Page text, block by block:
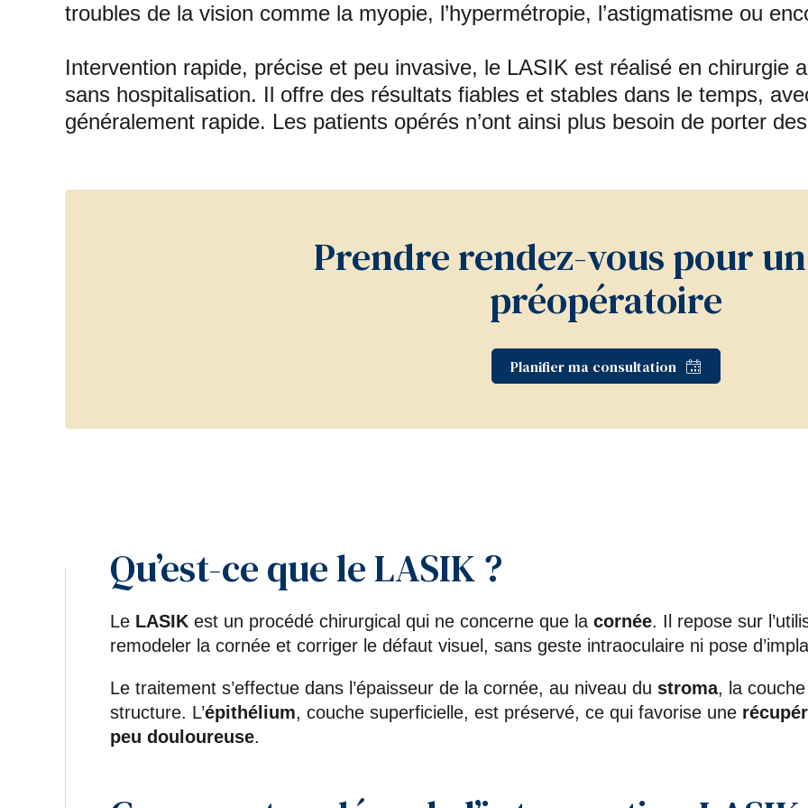
troubles de la vision comme la myopie, l’hypermétropie, l’astigmatisme ou
Intervention rapide, précise et peu invasive, le LASIK est réalisé en chirurgie
sans hospitalisation. Il offre des résultats fiables et stables dans le temps,
généralement rapide. Les patients opérés n’ont ainsi plus besoin de porter
Prendre rendez-vous pour
préopératoire
Planifier ma consultation
Qu’est-ce que le LASIK ?
Le LASIK est un procédé chirurgical qui ne concerne que la cornée. Il repose sur
remodeler la cornée et corriger le défaut visuel, sans geste intraoculaire ni pose
Le traitement s’effectue dans l’épaisseur de la cornée, au niveau du stroma, la
structure. L’épithélium, couche superficielle, est préservé, ce qui favorise une
peu douloureuse.